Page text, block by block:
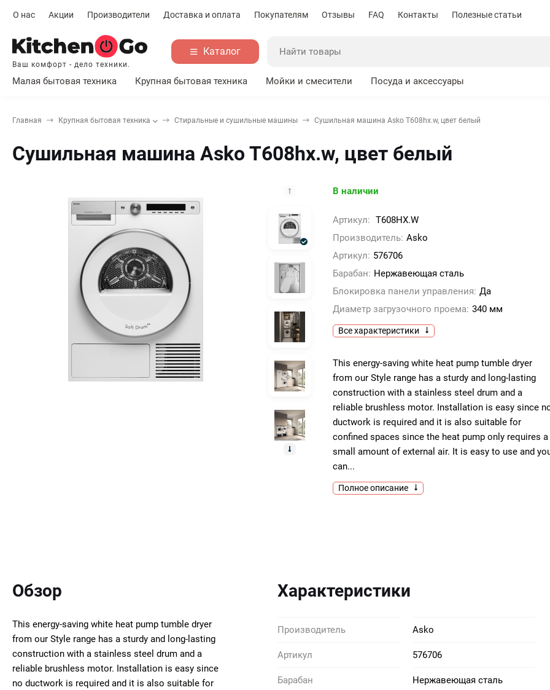
О нас Акции Производители Доставка и оплата Покупателям Отзывы FAQ Контакты Полезные статьи
Ваш комфорт - дело техники.
Каталог
Малая бытовая техника Крупная бытовая техника Мойки и смесители Посуда и аксессуары
Главная Крупная бытовая техника Стиральные и сушильные машины Сушильная машина Asko T608hx.w, цвет белый
Сушильная машина Asko T608hx.w, цвет белый
В наличии
Артикул: T608HX.W
Производитель: Asko
Артикул: 576706
Барабан: Нержавеющая сталь
Блокировка панели управления: Да
Диаметр загрузочного проема: 340 мм
Все характеристики
This energy-saving white heat pump tumble dryer
from our Style range has a sturdy and long-lasting
construction with a stainless steel drum and a
reliable brushless motor. Installation is easy since
ductwork is required and it is also suitable for
confined spaces since the heat pump only requires a
small amount of external air. It is easy to use and
can...
Полное описание
Обзор
This energy-saving white heat pump tumble dryer
from our Style range has a sturdy and long-lasting
construction with a stainless steel drum and a
reliable brushless motor. Installation is easy since
no ductwork is required and it is also suitable for
Характеристики
Производитель Asko
Артикул 576706
Барабан Нержавеющая сталь